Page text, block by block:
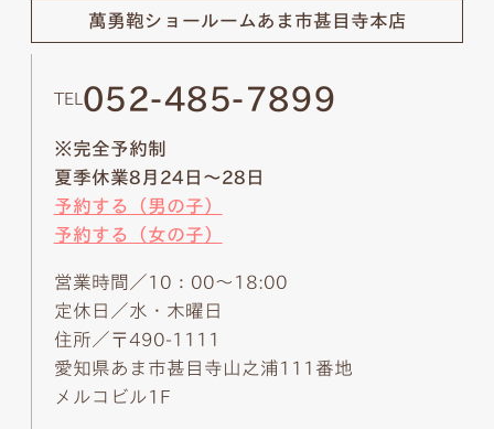
萬勇鞄ショールームあま市甚目寺本店
TEL 052-485-7899
※完全予約制
夏季休業8月24日～28日
予約する（男の子）
予約する（女の子）
営業時間／10：00～18:00
定休日／水・木曜日
住所／〒490-1111
愛知県あま市甚目寺山之浦111番地
メルコビル1F